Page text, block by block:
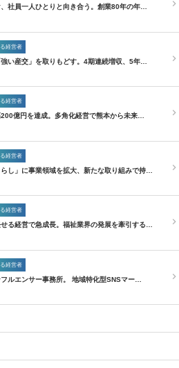
社員一人ひとりと向き合う。創業80年の年…
経営者
い産交」を取りもどす。4期連続増収、5年…
経営者
億円を達成。多角化経営で熊本から未来…
経営者
らし」に事業領域を拡大、新たな取り組みで持…
経営者
る経営で急成長。福祉業界の発展を牽引する…
経営者
ルエンサー事務所。 地域特化型SNSマー…